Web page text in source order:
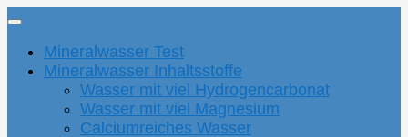
Mineralwasser Test
Mineralwasser Inhaltsstoffe
Wasser mit viel Hydrogencarbonat
Wasser mit viel Magnesium
Calciumreiches Wasser